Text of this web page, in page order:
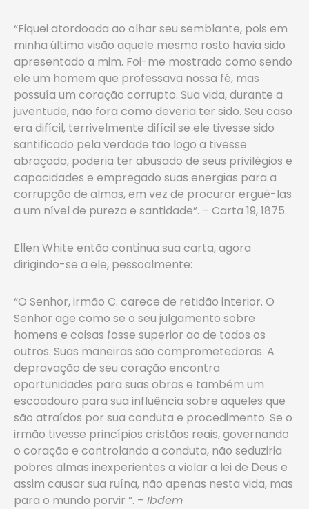
“Fiquei atordoada ao olhar seu semblante, pois em
minha última visão aquele mesmo rosto havia sido
apresentado a mim. Foi-me mostrado como sendo
ele um homem que professava nossa fé, mas
possuía um coração corrupto. Sua vida, durante a
juventude, não fora como deveria ter sido. Seu caso
era difícil, terrivelmente difícil se ele tivesse sido
santificado pela verdade tão logo a tivesse
abraçado, poderia ter abusado de seus privilégios e
capacidades e empregado suas energias para a
corrupção de almas, em vez de procurar erguê-las
a um nível de pureza e santidade”. – Carta 19, 1875.
Ellen White então continua sua carta, agora
dirigindo-se a ele, pessoalmente:
“O Senhor, irmão C. carece de retidão interior. O
Senhor age como se o seu julgamento sobre
homens e coisas fosse superior ao de todos os
outros. Suas maneiras são comprometedoras. A
depravação de seu coração encontra
oportunidades para suas obras e também um
escoadouro para sua influência sobre aqueles que
são atraídos por sua conduta e procedimento. Se o
irmão tivesse princípios cristãos reais, governando
o coração e controlando a conduta, não seduziria
pobres almas inexperientes a violar a lei de Deus e
assim causar sua ruína, não apenas nesta vida, mas
para o mundo porvir ”. – Ibdem